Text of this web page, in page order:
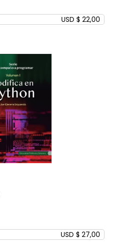
USD $ 22,00
USD $ 27,00